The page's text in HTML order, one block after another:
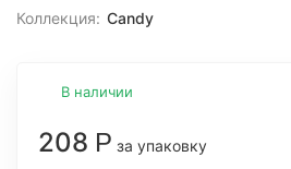
Коллекция: Candy
В наличии
208 Р за упаковку